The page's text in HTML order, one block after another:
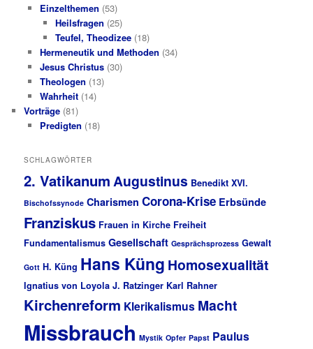
Einzelthemen (53)
Heilsfragen (25)
Teufel, Theodizee (18)
Hermeneutik und Methoden (34)
Jesus Christus(30)
Theologen (13)
Wahrheit(14)
Vorträge (81)
Predigten (18)
SCHLAGWÖRTER
2. VatikanumAugustinus Benedikt XVI.
Bischofssynode Charismen Corona-Krise Erbsünde
Franziskus Frauen in Kirche Freiheit
Fundamentalismus Gesellschaft Gesprächsprozess Gewalt
Gott H. Küng Hans Küng Homosexualität
Ignatius von Loyola J. Ratzinger Karl Rahner
Kirchenreform Klerikalismus Macht
Missbrauch Mystik Opfer Papst Paulus